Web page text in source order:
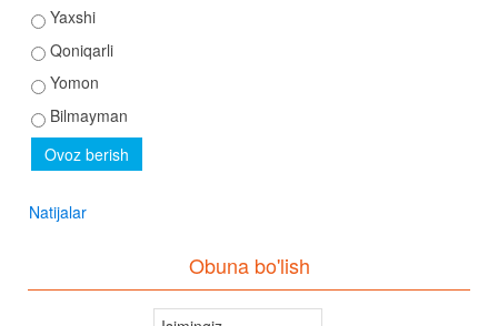
Yaxshi
Qoniqarli
Yomon
Bilmayman
Natijalar
Obuna bo'lish